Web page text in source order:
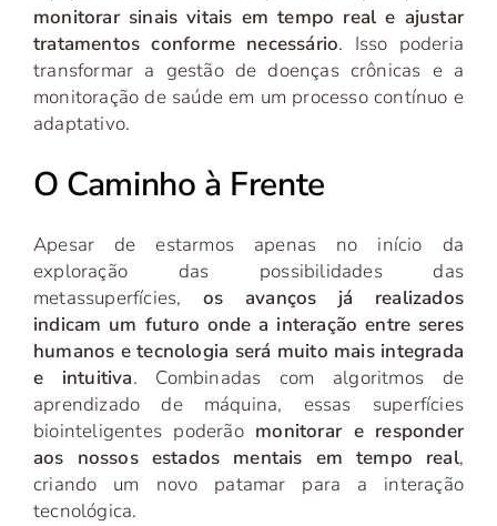
monitorar sinais vitais em tempo real e ajustar
tratamentos conforme necessário. Isso poderia
transformar a gestão de doenças crônicas e a
monitoração de saúde em um processo contínuo e
adaptativo.
O Caminho à Frente
Apesar de estarmos apenas no início da
exploração das possibilidades das
metassuperfícies, os avanços já realizados
indicam um futuro onde a interação entre seres
humanos e tecnologia será muito mais integrada
e intuitiva. Combinadas com algoritmos de
aprendizado de máquina, essas superfícies
biointeligentes poderão monitorar e responder
aos nossos estados mentais em tempo real,
criando um novo patamar para a interação
tecnológica.